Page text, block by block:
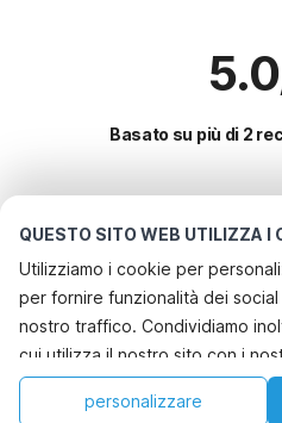
QUESTO SITO WEB UTILIZZA I
Utilizziamo i cookie per
per fornire funzionalità dei
nostro traffico. Condividiamo
cui utilizza il nostro sito con i
analisi dei dati web, pubblicità e
potrebbero combinarle con
personalizzare
Basato su più di 2
Le destinazioni più
vacanze
Servizi più popolari per le
Casa vacanze sul lago
Casa vacanze con barbecue
Casa vacanze a misura di bambino
Le migliori regioni con i migliori
Casa vacanze sul lago sverige
Città con i migliori servizi per le